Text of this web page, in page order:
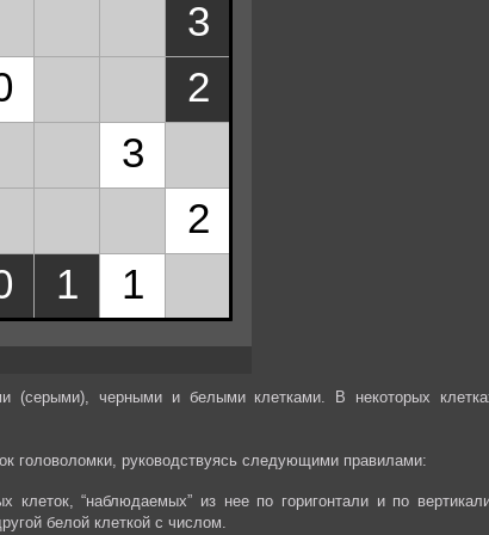
(серыми), черными и белыми клетками. В некоторых
головоломки, руководствуясь следующими правилами:
клеток, “наблюдаемых” из нее по горигонтали и по
белой клеткой с числом.